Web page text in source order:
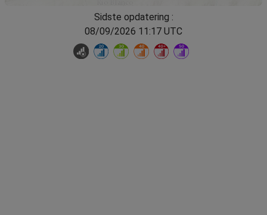
Sidste opdatering :
08/09/2026 11:17 UTC